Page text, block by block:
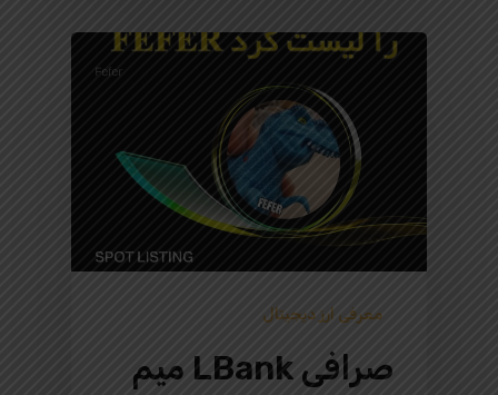
معرفی ارز دیجیتال
صرافی LBank میم